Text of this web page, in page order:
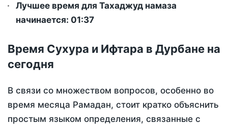
Лучшее время для Тахаджуд намаза
начинается: 01:37
Время Сухура и Ифтара в Дурбане на
сегодня
В связи со множеством вопросов, особенно во
время месяца Рамадан, стоит кратко объяснить
простым языком определения, связанные с